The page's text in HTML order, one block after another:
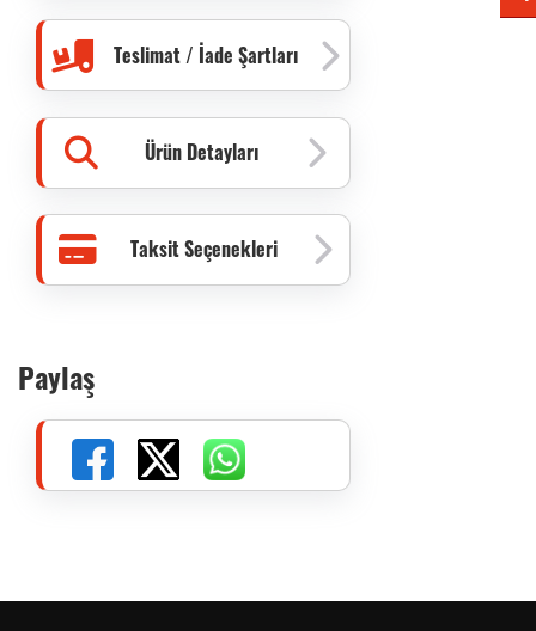
Teslimat / İade Şartları
Ürün Detayları
Taksit Seçenekleri
Paylaş